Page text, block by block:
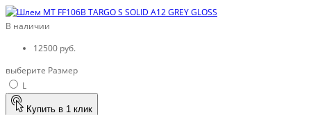
В наличии
12500 руб.
выберите Размер
L
Купить в 1 клик